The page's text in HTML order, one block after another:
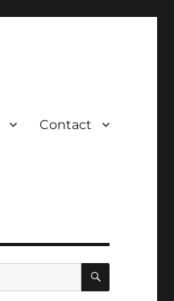
Contact
SEARCH